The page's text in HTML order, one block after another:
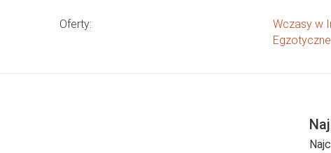
Oferty: Wczasy w